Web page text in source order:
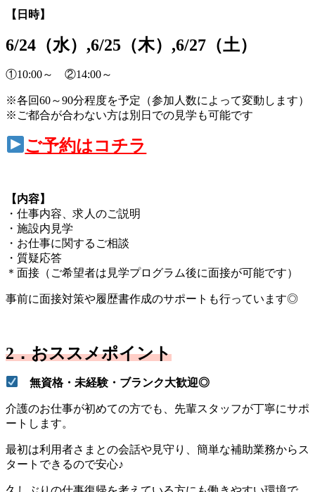
【日時】
6/24（水）,6/25（木）,6/27（土）
①10:00～ ②14:00～
※各回60～90分程度を予定（参加人数によって変動します）
※ご都合が合わない方は別日での見学も可能です
ご予約はコチラ
【内容】
・仕事内容、求人のご説明
・施設内見学
・お仕事に関するご相談
・質疑応答
＊面接（ご希望者は見学プログラム後に面接が可能です）
事前に面接対策や履歴書作成のサポートも行っています◎
2．おススメポイント
無資格・未経験・ブランク大歓迎◎
介護のお仕事が初めての方でも、 先輩スタッフが丁寧にサポ
ートします。
最初は利用者さまとの会話や見守り、簡単な補助業務からス
タートできるので安心♪